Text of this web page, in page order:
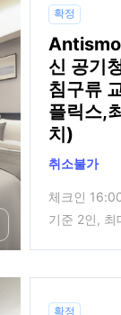
확정
신 공기
침구류
플릭스,
치)
취소불가
체크인
기준 2인, 최
확정